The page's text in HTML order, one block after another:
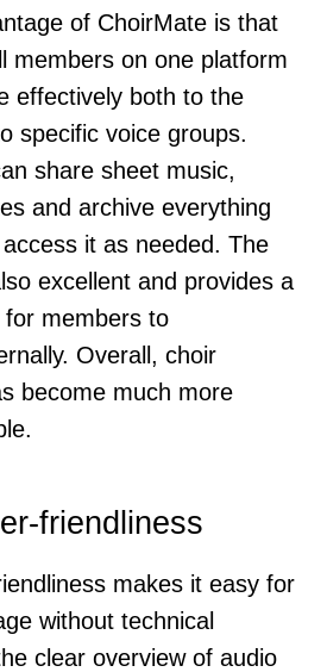
of ChoirMate is that
members on one platform
effectively both to the
specific voice groups.
share sheet music,
and archive everything
it as needed. The
excellent and provides a
members to
Overall, choir
become much more
friendliness
makes it easy for
without technical
clear overview of audio